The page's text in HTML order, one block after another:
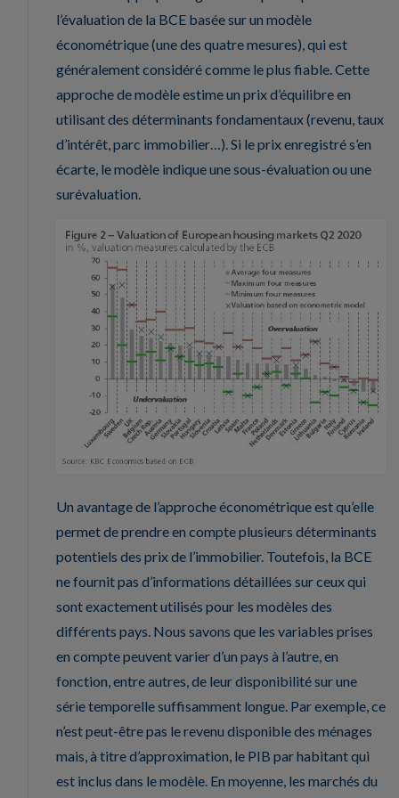
l’évaluation de la BCE basée sur un modèle
économétrique (une des quatre mesures), qui est
généralement considéré comme le plus fiable. Cette
approche de modèle estime un prix d’équilibre en
utilisant des déterminants fondamentaux (revenu, taux
d’intérêt, parc immobilier…). Si le prix enregistré s’en
écarte, le modèle indique une sous-évaluation ou une
surévaluation.
Un avantage de l’approche économétrique est qu’elle
permet de prendre en compte plusieurs déterminants
potentiels des prix de l’immobilier. Toutefois, la BCE
ne fournit pas d’informations détaillées sur ceux qui
sont exactement utilisés pour les modèles des
différents pays. Nous savons que les variables prises
en compte peuvent varier d’un pays à l’autre, en
fonction, entre autres, de leur disponibilité sur une
série temporelle suffisamment longue. Par exemple, ce
n’est peut-être pas le revenu disponible des ménages
mais, à titre d’approximation, le PIB par habitant qui
est inclus dans le modèle. En moyenne, les marchés du